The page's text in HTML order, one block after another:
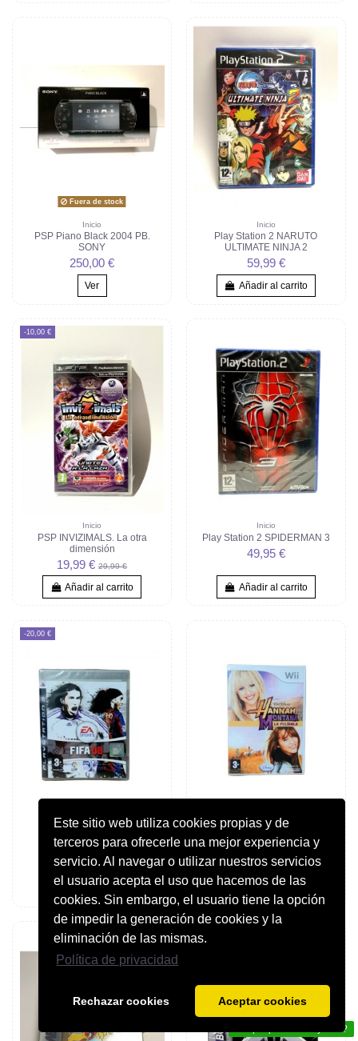
Este sitio web utiliza cookies propias y de
terceros para ofrecerle una mejor experiencia y
servicio. Al navegar o utilizar nuestros servicios
el usuario acepta el uso que hacemos de las
cookies. Sin embargo, el usuario tiene la opción
de impedir la generación de cookies y la
eliminación de las mismas.
Política de privacidad
Rechazar cookies Aceptar cookies
Fuera de stock
Inicio
PSP Piano Black 2004 PB.
SONY
250,00 €
Ver
Inicio
Play Station 2 NARUTO
ULTIMATE NINJA 2
59,99 €
Añadir al carrito
-10,00 €
Inicio
PSP INVIZIMALS. La otra
dimensión
19,99 €29,99 €
Añadir al carrito
Inicio
Play Station 2 SPIDERMAN 3
49,95 €
Añadir al carrito
-20,00 €
Inicio
Play station 3. FIFA 08
39,95 € 59,95 €
Añadir al carrito
Inicio
WII Hanna Montana. La pelicula.
Juego
59,99 €
Añadir al carrito
En que podemos ayudar?